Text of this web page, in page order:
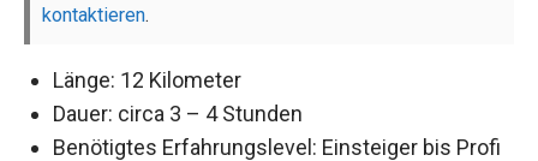
kontaktieren.
Länge: 12 Kilometer
Dauer: circa 3 – 4 Stunden
Benötigtes Erfahrungslevel: Einsteiger bis Profi